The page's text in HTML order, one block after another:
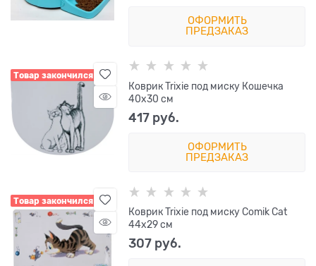
ОФОРМИТЬ
ПРЕДЗАКАЗ
Товар закончился
Коврик Trixie под миску Кошечка
40х30 см
417 руб.
ОФОРМИТЬ
ПРЕДЗАКАЗ
Товар закончился
Коврик Trixie под миску Comik Cat
44x29 см
307 руб.